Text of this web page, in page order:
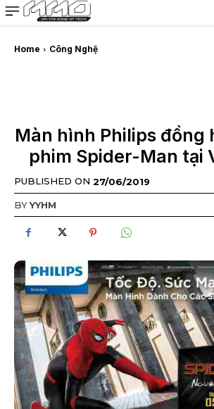
MMOSITE - Thông tin
Bài viết nổi bật
Home Công Nghệ
Màn hình Philips đồng
phim Spider-Man tại
PUBLISHED ON 27/06/2019
BYYYHM